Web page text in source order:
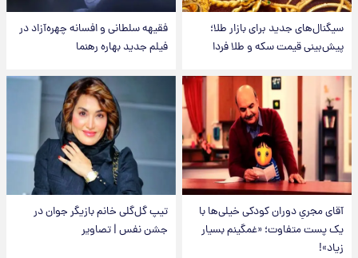
سیگنال‌های جدید برای بازار طلا؛
پیش‌بینی قیمت سکه و طلا فردا
فقیهه سلطانی و افسانه چهره‌آزاد در
فیلم جدید بهاره رهنما
آقای مجریِ دوران کودکی خیلی‌ها با
یک پست متفاوت؛ «غمگینم بسیار
زیاد»!
تیپ گل‌گلی خانم بازیگر جوان در
جشن نفس | تصاویر